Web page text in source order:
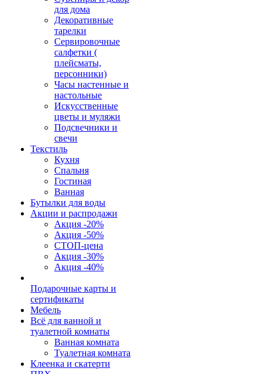
для дома
Декоративные
тарелки
Сервировочные
салфетки (
плейсматы,
персонники)
Часы настенные и
настольные
Искусственные
цветы и муляжи
Подсвечники и
свечи
Текстиль
Кухня
Спальня
Гостиная
Ванная
Бутылки для воды
Акции и распродажи
Акция -20%
Акция -50%
СТОП-цена
Акция -30%
Акция -40%
Подарочные карты и
сертификаты
Мебель
Всё для ванной и
туалетной комнаты
Ванная комната
Туалетная комната
Клеенка и скатерти